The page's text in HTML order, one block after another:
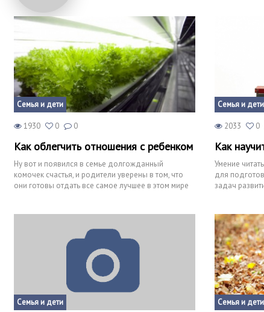
Семья и дети
1930 0 0
Как облегчить отношения с ребенком
Ну вот и появился в семье долгожданный
комочек счастья, и родители уверены в том, что
они готовы отдать все самое лучшее в этом мире
Семья и дети
2033 0
Как
Умение
для
задач
Семья и дети Семья и дети